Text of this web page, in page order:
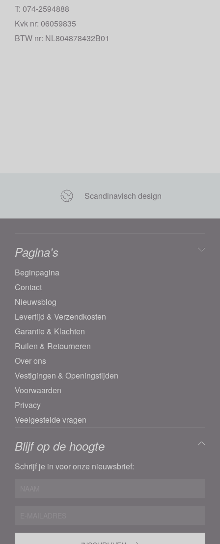
T: 074-2594888
Kvk nr: 06059835
BTW nr: NL804878432B01
Scandinavisch design
Pagina's
Beginpagina
Contact
Nieuwsblog
Levertijd & Verzendkosten
Garantie & Klachten
Ruilen & Retourneren
Over ons
Vestigingen & Openingstijden
Voorwaarden
Privacy
Veelgestelde vragen
Blijf op de hoogte
Schrijf je in voor onze nieuwsbrief: